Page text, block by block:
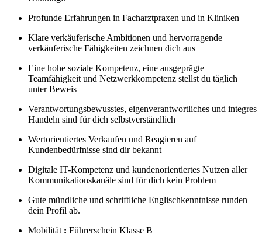
Profunde Erfahrungen in Facharztpraxen und in Kliniken
Klare verkäuferische Ambitionen und hervorragende
verkäuferische Fähigkeiten zeichnen dich aus
Eine hohe soziale Kompetenz, eine ausgeprägte
Teamfähigkeit und Netzwerkkompetenz stellst du täglich
unter Beweis
Verantwortungsbewusstes, eigenverantwortliches und integres
Handeln sind für dich selbstverständlich
Wertorientiertes Verkaufen und Reagieren auf
Kundenbedürfnisse sind dir bekannt
Digitale IT-Kompetenz und kundenorientiertes Nutzen aller
Kommunikationskanäle sind für dich kein Problem
Gute mündliche und schriftliche Englischkenntnisse runden
dein Profil ab.
Mobilität : Führerschein Klasse B